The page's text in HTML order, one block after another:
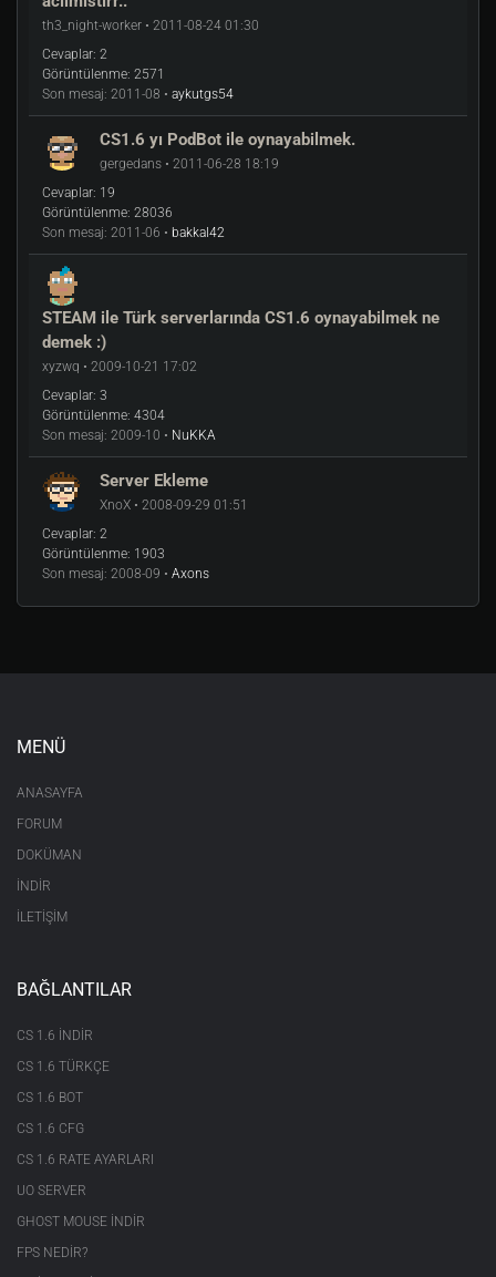
th3_night-worker • 2011-08-24 01:30
Cevaplar: 2
Görüntülenme: 2571
Son mesaj: 2011-08 • aykutgs54
CS1.6 yı PodBot ile oynayabilmek.
gergedans • 2011-06-28 18:19
Cevaplar: 19
Görüntülenme: 28036
Son mesaj: 2011-06 • bakkal42
STEAM ile Türk serverlarında CS1.6 oynayabilmek ne
demek :)
xyzwq • 2009-10-21 17:02
Cevaplar: 3
Görüntülenme: 4304
Son mesaj: 2009-10 • NuKKA
Server Ekleme
XnoX • 2008-09-29 01:51
Cevaplar: 2
Görüntülenme: 1903
Son mesaj: 2008-09 • Axons
MENÜ
ANASAYFA
FORUM
DOKÜMAN
İNDİR
İLETİŞİM
BAĞLANTILAR
CS 1.6 INDIR
CS 1.6 TÜRKÇE
CS 1.6 BOT
CS 1.6 CFG
CS 1.6 RATE AYARLARI
UO SERVER
GHOST MOUSE INDIR
FPS NEDIR?